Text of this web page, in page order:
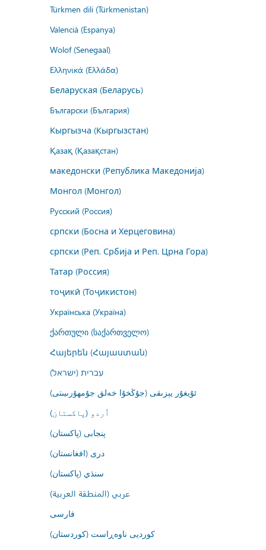
Türkmen dili (Türkmenistan)
Valencià (Espanya)
Wolof (Senegaal)
Ελληνικά (Ελλάδα)
Беларуская (Беларусь)
Български (България)
Кыргызча (Кыргызстан)
Қазақ (Қазақстан)
македонски (Република Македонија)
Монгол (Монгол)
Русский (Россия)
српски (Босна и Херцеговина)
српски (Реп. Србија и Реп. Црна Гора)
Татар (Россия)
тоҷикӣ (Тоҷикистон)
Українська (Україна)
ქართული (საქართველო)
Հայերեն (Հայաստան)
עברית (ישראל)
ئۇيغۇر يېزىقى (جۇڭخۇا خەلق جۇمھۇرىيىتى)
اُردو (پاکستان)
پنجابی (پاکستان)
درى (افغانستان)
سنڌي (پاکستان)
عربي (المنطقة العربية)
فارسى
کوردیی ناوەڕاست (کوردستان)